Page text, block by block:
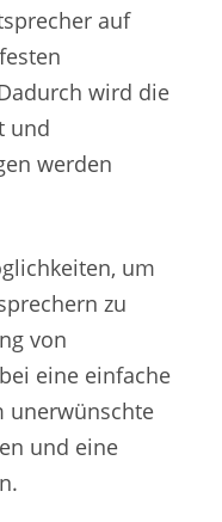
auf
wird die
und
werden
um
zu
von
eine einfache
unerwünschte
und eine